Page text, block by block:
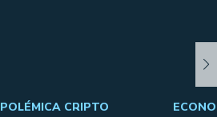
POLÉMICA CRIPTO